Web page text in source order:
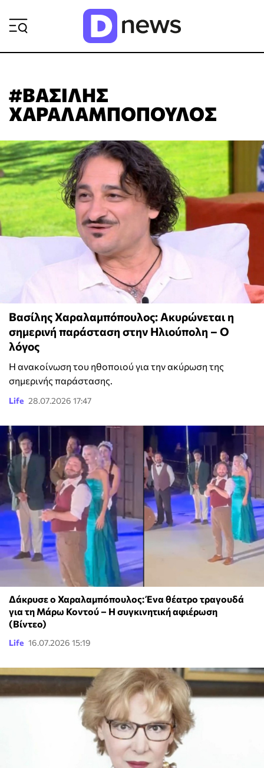
#ΒΑΣΙΛΗΣ
ΧΑΡΑΛΑΜΠΟΠΟΥΛΟΣ
Βασίλης Χαραλαμπόπουλος: Ακυρώνεται η
σημερινή παράσταση στην Ηλιούπολη – Ο
λόγος
Η ανακοίνωση του ηθοποιού για την ακύρωση της
σημερινής παράστασης.
Life 28.07.2026 17:47
Δάκρυσε ο Χαραλαμπόπουλος: Ένα θέατρο τραγουδά
για τη Μάρω Κοντού – Η συγκινητική αφιέρωση
(Βίντεο)
Life 16.07.2026 15:19